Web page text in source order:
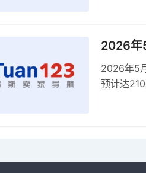
2026年
2026年5
预计达